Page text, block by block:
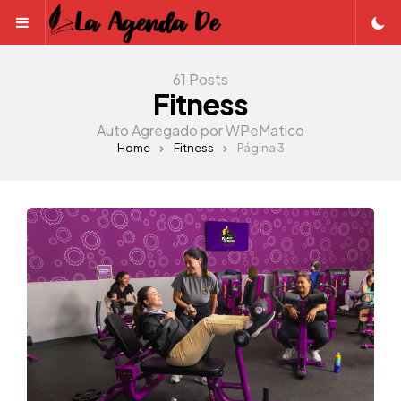
Menu
61 Posts
Fitness
Auto Agregado por WPeMatico
Home Fitness Página 3